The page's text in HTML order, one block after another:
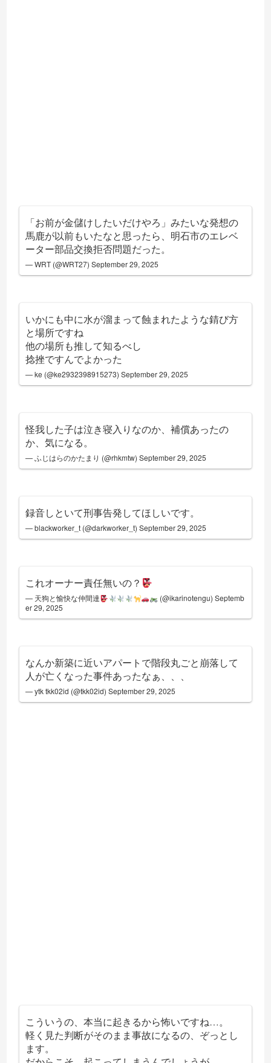
「お前が金儲けしたいだけやろ」みたいな発想の
馬鹿が以前もいたなと思ったら、明石市のエレベ
ーター部品交換拒否問題だった。
— WRT (@WRT27)September 29, 2025
いかにも中に水が溜まって蝕まれたような錆び方
と場所ですね
他の場所も推して知るべし
捻挫ですんでよかった
— ke (@ke2932398915273)September 29, 2025
怪我した子は泣き寝入りなのか、補償あったの
か、気になる。
— ふじはらのかたまり (@rhkmtw)September 29, 2025
録音しといて刑事告発してほしいです。
— blackworker_t (@darkworker_t)September 29, 2025
これオーナー責任無いの？
— 天狗と愉快な仲間達 (@ikarinotengu) Septemb
er 29, 2025
なんか新築に近いアパートで階段丸ごと崩落して
人が亡くなった事件あったなぁ、、、
— ytk tkk02id (@tkk02id)September 29, 2025
こういうの、本当に起きるから怖いですね…。
軽く見た判断がそのまま事故になるの、ぞっとし
ます。